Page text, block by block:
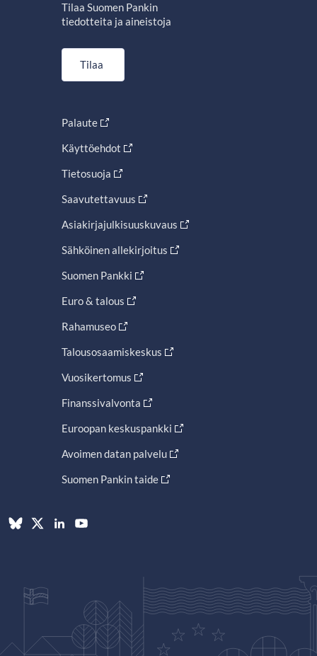
Tilaa Suomen Pankin
tiedotteita ja aineistoja
Tilaa
Palaute
Käyttöehdot
Tietosuoja
Saavutettavuus
Asiakirjajulkisuuskuvaus
Sähköinen allekirjoitus
Suomen Pankki
Euro & talous
Rahamuseo
Talousosaamiskeskus
Vuosikertomus
Finanssivalvonta
Euroopan keskuspankki
Avoimen datan palvelu
Suomen Pankin taide